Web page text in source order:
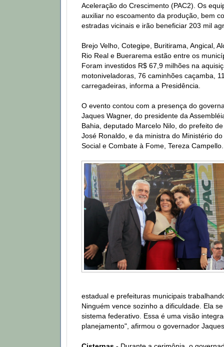
Aceleração do Crescimento (PAC2). Os
auxiliar no escoamento da produção, bem
estradas vicinais e irão beneficiar 203 mil
Brejo Velho, Cotegipe, Buritirama, Angical,
Rio Real e Buerarema estão entre os
Foram investidos R$ 67,9 milhões na
motoniveladoras, 76 caminhões caçamba,
carregadeiras, informa a Presidência.
O evento contou com a presença do
Jaques Wagner, do presidente da
Bahia, deputado Marcelo Nilo, do prefeito
José Ronaldo, e da ministra do Ministério
Social e Combate à Fome, Tereza Campello.
estadual e prefeituras municipais
Ninguém vence sozinho a dificuldade. Ela
sistema federativo. Essa é uma visão
planejamento", afirmou o governador